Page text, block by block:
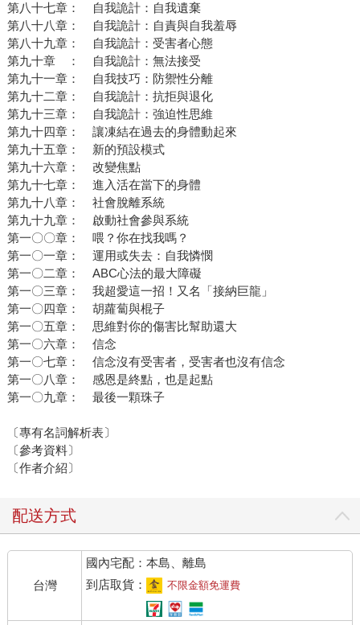
第八十七章： 自我詭計：自我遺棄
第八十八章： 自我詭計：自責與自我羞辱
第八十九章： 自我詭計：受害者心態
第九十章 ： 自我詭計：無法接受
第九十一章： 自我技巧：防禦性分離
第九十二章： 自我詭計：抗拒與退化
第九十三章： 自我詭計：強迫性思維
第九十四章： 讓凍結在過去的身體動起來
第九十五章： 新的預設模式
第九十六章： 改變焦點
第九十七章： 進入活在當下的身體
第九十八章： 社會脫離系統
第九十九章： 啟動社會參與系統
第一〇〇章： 喂？你在找我嗎？
第一〇一章： 運用或失去：自我憐憫
第一〇二章： ABC心法的最大障礙
第一〇三章： 我超愛這一招！又名「接納巨龍」
第一〇四章： 胡蘿蔔與棍子
第一〇五章： 思維對你的傷害比幫助還大
第一〇六章： 信念
第一〇七章： 信念沒有受害者，受害者也沒有信念
第一〇八章： 感恩是終點，也是起點
第一〇九章： 最後一顆珠子
〔專有名詞解析表〕
〔參考資料〕
〔作者介紹〕
配送方式
台灣
國內宅配：本島、離島
到店取貨：
不限金額免運費